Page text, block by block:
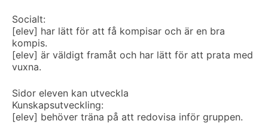
Socialt:
[elev] har lätt för att få kompisar och är en bra
kompis.
[elev] är väldigt framåt och har lätt för att prata med
vuxna.
Sidor eleven kan utveckla
Kunskapsutveckling:
[elev] behöver träna på att redovisa inför gruppen.